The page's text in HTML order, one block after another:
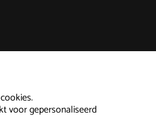
voor gepersonaliseerd